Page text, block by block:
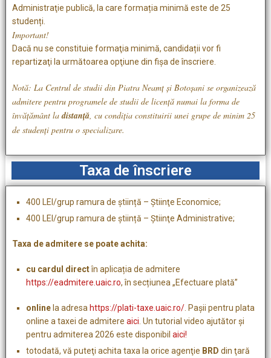
Administraţie publică, la care formația minimă este de 25
studenți.
Important!
Dacă nu se constituie formaţia minimă, candidații vor fi
repartizaţi la următoarea opţiune din fișa de înscriere.
Notă: La Centrul de studii din Piatra Neamț şi Botoşani se organizează
admitere pentru programele de studii de licență numai la forma de
învățământ ladistanță, cu condiția constituirii unei grupe de minim 25
de studenți pentru o specializare.
Taxa de înscriere
400 LEI/grup ramura de știință – Ştiinţe Economice;
400 LEI/grup ramura de știință – Ştiinţe Administrative;
Taxa de admitere se poate achita:
cu cardul directîn aplicația de admitere
https://eadmitere.uaic.ro, în secțiunea „Efectuare plată”
onlinela adresa https://plati-taxe.uaic.ro/. Paşii pentru plata
online a taxei de admitere aici . Un tutorial video ajutător și
pentru admiterea 2026 este disponibil aici!
totodată, vă puteţi achita taxa la orice agenţie BRD din ţară